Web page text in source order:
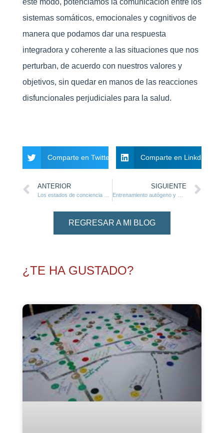
sistemas somáticos, emocionales y cognitivos de
manera que podamos dar una respuesta
integradora y coherente a las situaciones que nos
perturban, de acuerdo con nuestros valores y
objetivos, sin quedar en manos de las reacciones
disfuncionales perjudiciales para la salud.
Comparte en Twitter Comparte en Linkdin
ANTERIOR SIGUIENTE
REGRESAR A MI BLOG
¿TE HA GUSTADO?